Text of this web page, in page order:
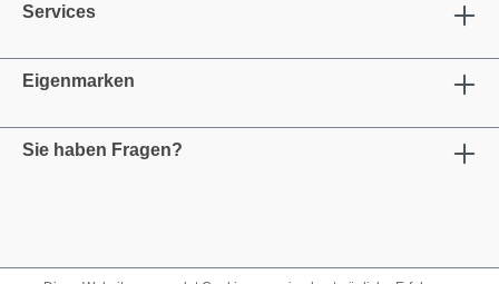
Services
Eigenmarken
Sie haben Fragen?